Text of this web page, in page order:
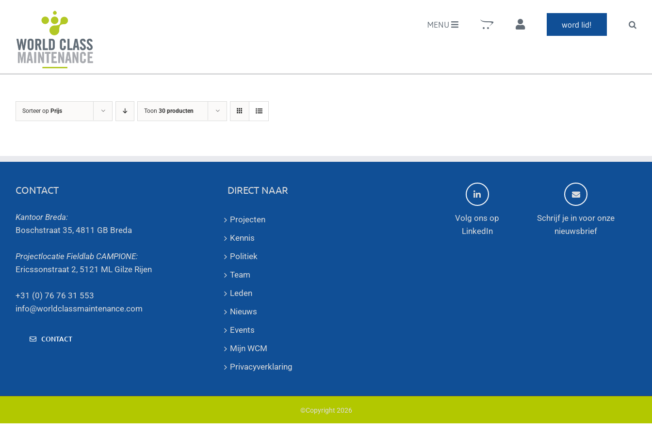
MENU word lid!
Sorteer op Prijs Toon 30 producten
CONTACT
Kantoor Breda:
Boschstraat 35, 4811 GB Breda
Projectlocatie Fieldlab CAMPIONE:
Ericssonstraat 2, 5121 ML Gilze Rijen
+31 (0) 76 76 31 553
info@worldclassmaintenance.com
CONTACT
DIRECT NAAR
Projecten
Kennis
Politiek
Team
Leden
Nieuws
Events
Mijn WCM
Privacyverklaring
Volg ons op
LinkedIn
Schrijf je in voor onze
nieuwsbrief
©Copyright 2026